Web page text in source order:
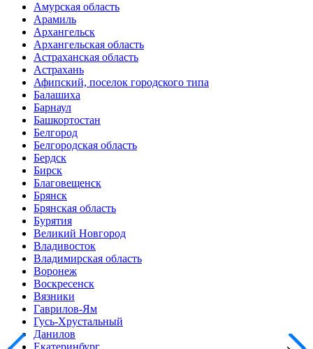
Амурская область
Арамиль
Архангельск
Архангельская область
Астраханская область
Астрахань
Афипский, поселок городского типа
Балашиха
Барнаул
Башкортостан
Белгород
Белгородская область
Бердск
Бирск
Благовещенск
Брянск
Брянская область
Бурятия
Великий Новгород
Владивосток
Владимирская область
Воронеж
Воскресенск
Вязники
Гаврилов-Ям
Гусь-Хрустальный
Данилов
Екатеринбург